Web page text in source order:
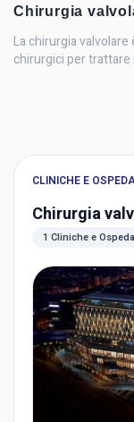
Chirurgia
La chirurgia
chirurgici per trattare
CLINICHE E
Chirurgia
1 Cliniche e